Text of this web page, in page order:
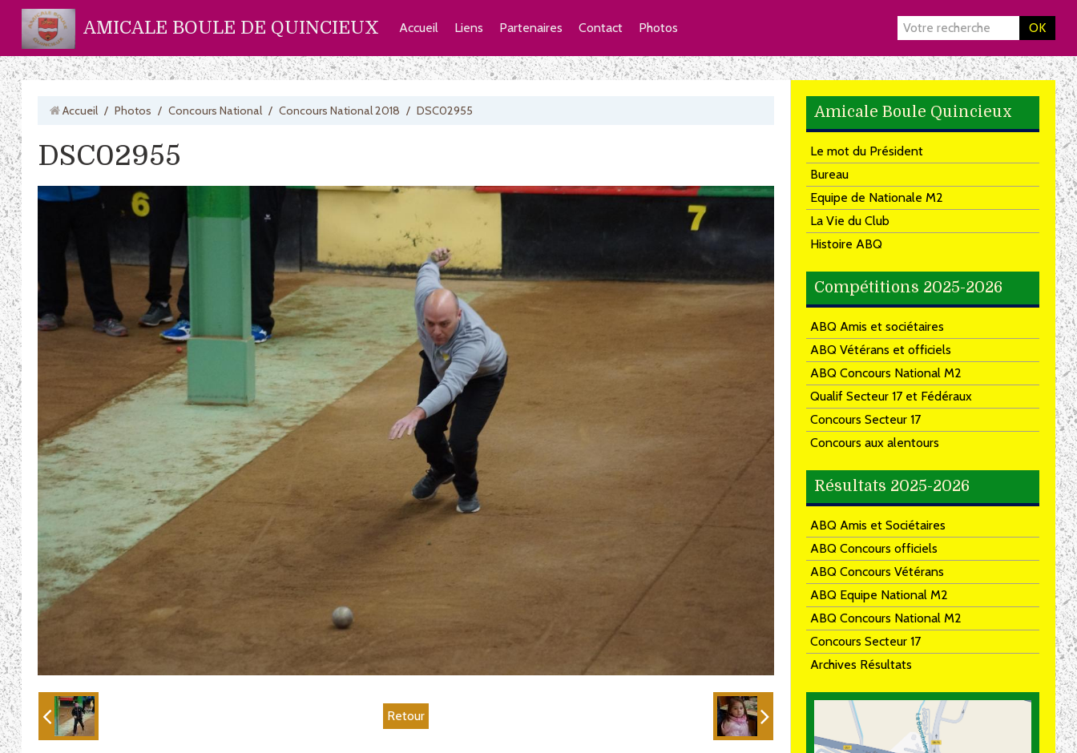
AMICALE BOULE DE QUINCIEUX OK
Accueil Liens Partenaires Contact Photos
Accueil / Photos / Concours National / Concours National 2018 / DSC02955
DSC02955
Retour
Amicale Boule Quincieux
Le mot du Président
Bureau
Equipe de Nationale M2
La Vie du Club
Histoire ABQ
Compétitions 2025-2026
ABQ Amis et sociétaires
ABQ Vétérans et officiels
ABQ Concours National M2
Qualif Secteur 17 et Fédéraux
Concours Secteur 17
Concours aux alentours
Résultats 2025-2026
ABQ Amis et Sociétaires
ABQ Concours officiels
ABQ Concours Vétérans
ABQ Equipe National M2
ABQ Concours National M2
Concours Secteur 17
Archives Résultats